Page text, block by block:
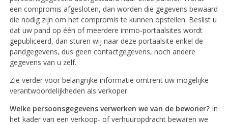
een compromis afgesloten, dan worden die gegevens bewaard
die nodig zijn om het compromis te kunnen opstellen. Beslist u
dat uw pand op één of meerdere immo-portaalsites wordt
gepubliceerd, dan sturen wij naar deze portaalsite enkel de
pandgegevens, dus geen contactgegevens, noch andere
gegevens van u zelf.
Zie verder voor belangrijke informatie omtrent uw mogelijke
verantwoordelijkheden als verkoper.
Welke persoonsgegevens verwerken we van de bewoner? In
het kader van een verkoop- of verhuuropdracht bewaren we